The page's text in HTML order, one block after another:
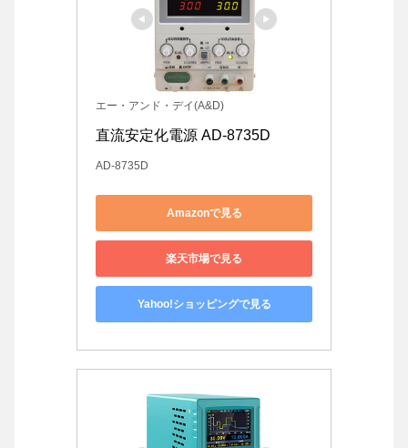
エー・アンド・デイ(A&D)
直流安定化電源 AD-8735D
AD-8735D
Amazonで見る
楽天市場で見る
Yahoo!ショッピングで見る